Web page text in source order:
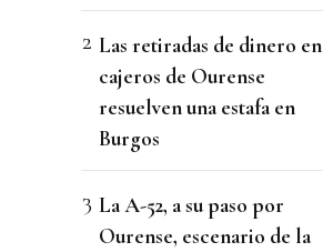
Las retiradas de dinero en
cajeros de Ourense
resuelven una estafa en
Burgos
La A-52, a su paso por
Ourense, escenario de la